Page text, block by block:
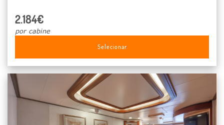
2.184€
por cabine
Selecionar